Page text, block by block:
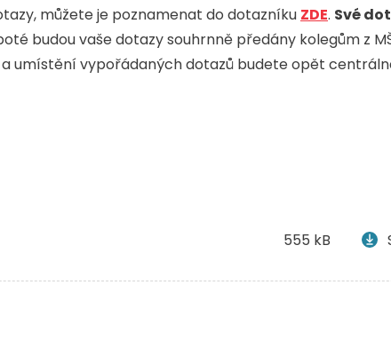
můžete je poznamenat do dotazníku ZDE. Své
budou vaše dotazy souhrnně předány kolegům z
umístění vypořádaných dotazů budete opět
555 kB